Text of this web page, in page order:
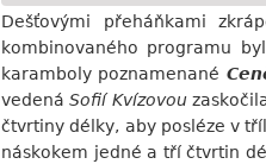
Dešťovými přeháňkami
kombinovaného programu
karamboly poznamenané
vedenáSofií Kvízovou
čtvrtiny délky, aby posléze v
náskokem jedné a tří čtvrtin